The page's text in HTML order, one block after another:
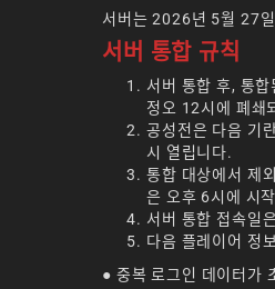
서버는 2026년 5월 27
서버 통합 규칙
서버 통합 후, 통
정오 12시에 폐쇄
공성전은 다음 기
시 열립니다.
통합 대상에서 제
은 오후 6시에 시
서버 통합 접속일
다음 플레이어 정
● 중복 로그인 데이터가